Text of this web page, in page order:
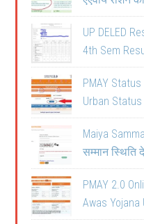
UP DELED
4th Sem
PMAY
Urban Status
Maiya
सम्मान स्थिति
PMAY 2.0
Awas Yojana